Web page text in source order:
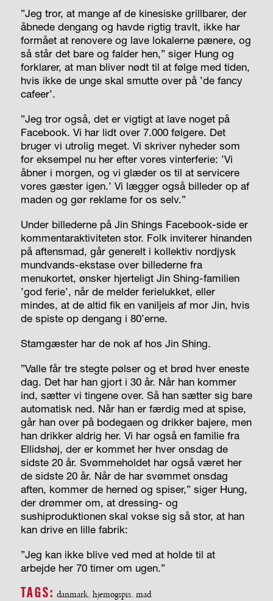
”Jeg tror, at mange af de kinesiske grillbarer, der
åbnede dengang og havde rigtig travlt, ikke har
formået at renovere og lave lokalerne pænere, og
så står det bare og falder hen,” siger Hung og
forklarer, at man bliver nødt til at følge med tiden,
hvis ikke de unge skal smutte over på ’de fancy
cafeer’.
”Jeg tror også, det er vigtigt at lave noget på
Facebook. Vi har lidt over 7.000 følgere. Det
bruger vi utrolig meget. Vi skriver nyheder som
for eksempel nu her efter vores vinterferie: ’Vi
åbner i morgen, og vi glæder os til at servicere
vores gæster igen.’ Vi lægger også billeder op af
maden og gør reklame for os selv.”
Under billederne på Jin Shings Facebook-side er
kommentaraktiviteten stor. Folk inviterer hinanden
på aftensmad, går generelt i kollektiv nordjysk
mundvands-ekstase over billederne fra
menukortet, ønsker hjerteligt Jin Shing-familien
’god ferie’, når de melder ferielukket, eller
mindes, at de altid fik en vaniljeis af mor Jin, hvis
de spiste op dengang i 80’erne.
Stamgæster har de nok af hos Jin Shing.
”Valle får tre stegte pølser og et brød hver eneste
dag. Det har han gjort i 30 år. Når han kommer
ind, sætter vi tingene over. Så han sætter sig bare
automatisk ned. Når han er færdig med at spise,
går han over på bodegaen og drikker bajere, men
han drikker aldrig her. Vi har også en familie fra
Ellidshøj, der er kommet her hver onsdag de
sidste 20 år. Svømmeholdet har også været her
de sidste 20 år. Når de har svømmet onsdag
aften, kommer de herned og spiser,” siger Hung,
der drømmer om, at dressing- og
sushiproduktionen skal vokse sig så stor, at han
kan drive en lille fabrik:
”Jeg kan ikke blive ved med at holde til at
arbejde her 70 timer om ugen.”
TAGS: danmark, hjemogspis, mad